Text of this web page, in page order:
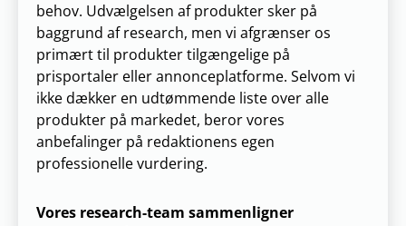
behov. Udvælgelsen af produkter sker på
baggrund af research, men vi afgrænser os
primært til produkter tilgængelige på
prisportaler eller annonceplatforme. Selvom vi
ikke dækker en udtømmende liste over alle
produkter på markedet, beror vores
anbefalinger på redaktionens egen
professionelle vurdering.
Vores research-team sammenligner